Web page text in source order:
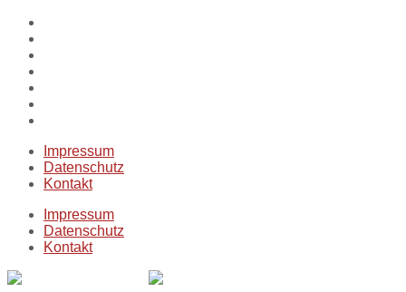
Impressum
Datenschutz
Kontakt
Impressum
Datenschutz
Kontakt